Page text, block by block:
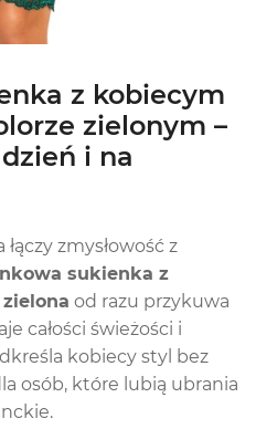
z kobiecym
zielonym –
i na
zmysłowość z
sukienka z
od razu przykuwa
całości świeżości i
kobiecy styl bez
osób, które lubią ubrania